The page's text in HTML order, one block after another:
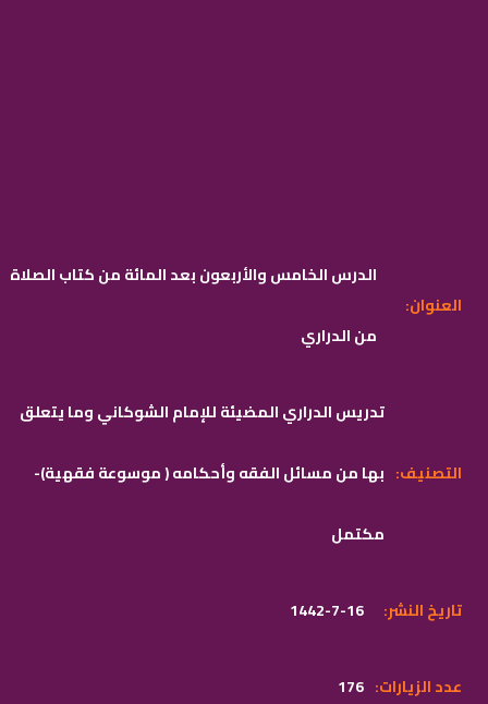
الدرس الخامس والأربعون بعد المائة من كتاب الصلاة
من الدراري
:العنوان
تدريس الدراري المضيئة للإمام الشوكاني وما يتعلق
بها من مسائل الفقه وأحكامه ( موسوعة فقهية)-
مكتمل
:التصنيف
1442-7-16 :تاريخ النشر
176 :عدد الزيارات